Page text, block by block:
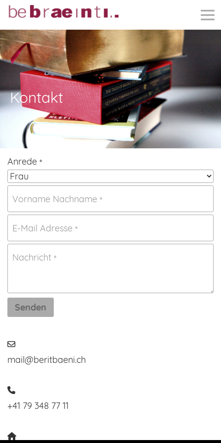
Kontakt
Anrede *
Vorname Nachname *
E-Mail Adresse *
Nachricht *
Senden

mail@beritbaeni.ch

+41 79 348 77 11
